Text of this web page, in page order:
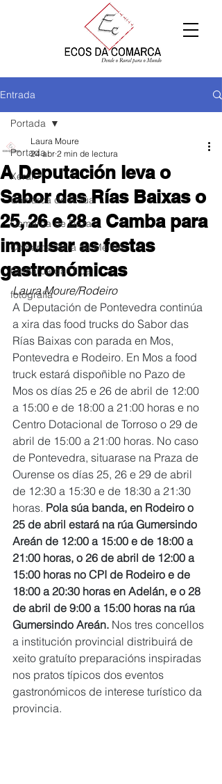
Entrada
Portada
Xeral
Comarca de Arzúa
Comarca de Deza
Comarca Terra de Melide
Comarca da Ulloa
fotografía
Portada
A Deputación leva o
Sabor das Rías Baixas o
25, 26 e 28 a Camba para
impulsar as festas
gastronómicas
Laura Moure
24 abr 2 min de lectura
Laura Moure/Rodeiro
A Deputación de Pontevedra continúa
a xira das food trucks do Sabor das
Rías Baixas con parada en Mos,
Pontevedra e Rodeiro. En Mos a food
truck estará dispoñible no Pazo de
Mos os días 25 e 26 de abril de 12:00
a 15:00 e de 18:00 a 21:00 horas e no
Centro Dotacional de Torroso o 29 de
abril de 15:00 a 21:00 horas. No caso
de Pontevedra, situarase na Praza de
Ourense os días 25, 26 e 29 de abril
de 12:30 a 15:30 e de 18:30 a 21:30
horas. Pola súa banda, en Rodeiro o
25 de abril estará na rúa Gumersindo
Areán de 12:00 a 15:00 e de 18:00 a
21:00 horas, o 26 de abril de 12:00 a
15:00 horas no CPI de Rodeiro e de
18:00 a 20:30 horas en Adelán, e o 28
de abril de 9:00 a 15:00 horas na rúa
Gumersindo Areán. Nos tres concellos
a institución provincial distribuirá de
xeito gratuíto preparacións inspiradas
nos pratos típicos dos eventos
gastronómicos de interese turístico da
provincia.